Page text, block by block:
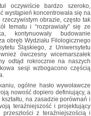
oczywiście bardzo szeroko,
wystąpień koncentrowała się na
obrazie, często tak
tematu i “rozprawiały” się ze
kontynuowały budowanie
obręb Wydziału Filologicznego
Śląskiego, z Uniwersytetu
ówczesny wicemarszałek
odtąd rokrocznie na naszych
sesji wzbogacono częścią
ogólne hasło wywoławcze
nowość dopiero definiujący, a
na zasadzie porównań i
teraźniejszość i projektujący
z teraźniejszością i